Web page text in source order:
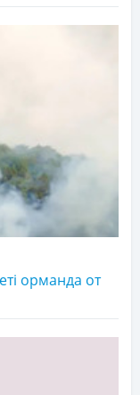
орманда от